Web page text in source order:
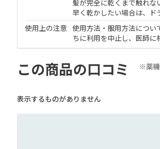
髪が完全に乾くまで触れな
早く乾かしたい場合は、ド
使用上の注意 使用方法・服用方法につい
ちに利用を中止し、医師に
この商品の口コミ ※薬機
表示するものがありません